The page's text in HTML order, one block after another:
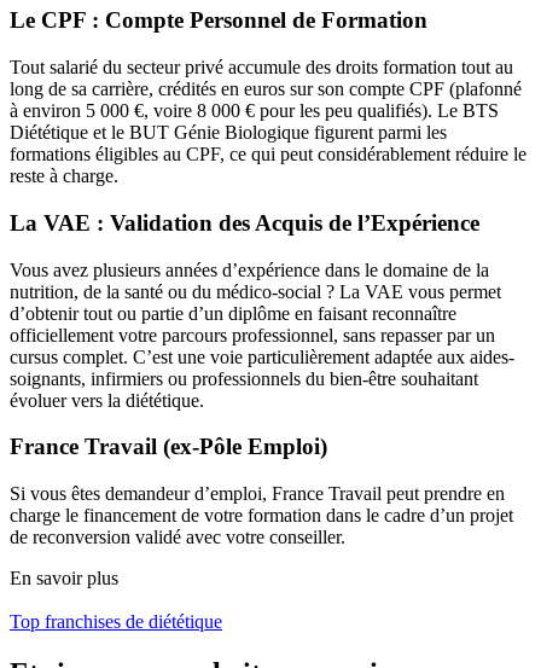
Le CPF : Compte Personnel de Formation
Tout salarié du secteur privé accumule des droits formation tout au
long de sa carrière, crédités en euros sur son compte CPF (plafonné
à environ 5 000 €, voire 8 000 € pour les peu qualifiés). Le BTS
Diététique et le BUT Génie Biologique figurent parmi les
formations éligibles au CPF, ce qui peut considérablement réduire le
reste à charge.
La VAE : Validation des Acquis de l’Expérience
Vous avez plusieurs années d’expérience dans le domaine de la
nutrition, de la santé ou du médico-social ? La VAE vous permet
d’obtenir tout ou partie d’un diplôme en faisant reconnaître
officiellement votre parcours professionnel, sans repasser par un
cursus complet. C’est une voie particulièrement adaptée aux aides-
soignants, infirmiers ou professionnels du bien-être souhaitant
évoluer vers la diététique.
France Travail (ex-Pôle Emploi)
Si vous êtes demandeur d’emploi, France Travail peut prendre en
charge le financement de votre formation dans le cadre d’un projet
de reconversion validé avec votre conseiller.
En savoir plus
Top franchises de diététique